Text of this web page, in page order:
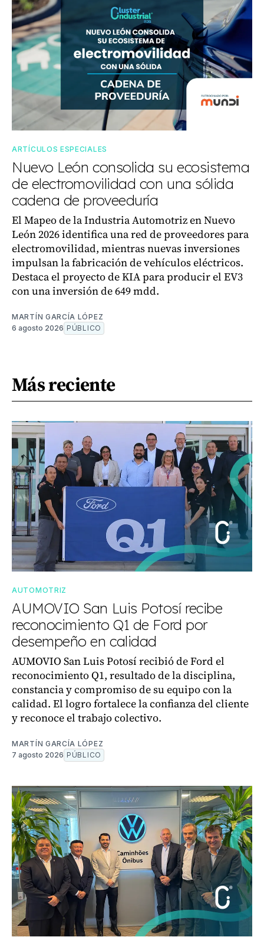
ARTÍCULOS ESPECIALES
Nuevo León consolida su ecosistema
de electromovilidad con una sólida
cadena de proveeduría
El Mapeo de la Industria Automotriz en Nuevo
León 2026 identifica una red de proveedores para
electromovilidad, mientras nuevas inversiones
impulsan la fabricación de vehículos eléctricos.
Destaca el proyecto de KIA para producir el EV3
con una inversión de 649 mdd.
MARTÍN GARCÍA LÓPEZ
6 agosto 2026 PÚBLICO
Más reciente
AUTOMOTRIZ
AUMOVIO San Luis Potosí recibe
reconocimiento Q1 de Ford por
desempeño en calidad
AUMOVIO San Luis Potosí recibió de Ford el
reconocimiento Q1, resultado de la disciplina,
constancia y compromiso de su equipo con la
calidad. El logro fortalece la confianza del cliente
y reconoce el trabajo colectivo.
MARTÍN GARCÍA LÓPEZ
7 agosto 2026 PÚBLICO